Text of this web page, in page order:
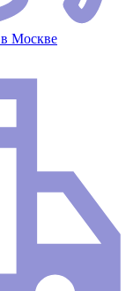
Москве